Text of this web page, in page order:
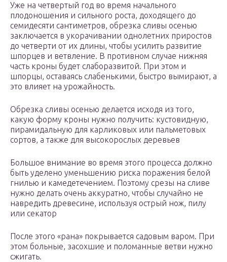
Уже на четвертый год во время начального
плодоношения и сильного роста, доходящего до
семидесяти сантиметров, обрезка сливы осенью
заключается в укорачивании однолетних приростов
до четверти от их длины, чтобы усилить развитие
шпорцев и ветвление. В противном случае нижняя
часть кроны будет слаборазвитой. При этом и
шпорцы, оставаясь слабенькими, быстро вымирают, а
это влияет на урожайность.
Обрезка сливы осенью делается исходя из того,
какую форму кроны нужно получить: кустовидную,
пирамидальную для карликовых или пальметовых
сортов, а также для высокорослых деревьев
Большое внимание во время этого процесса должно
быть уделено уменьшению риска поражения белой
гнилью и камедетечением. Поэтому срезы на сливе
нужно делать очень аккуратно, чтобы случайно не
навредить древесине, используя острый нож, пилу
или секатор
После этого «рана» покрывается садовым варом. При
этом больные, засохшие и поломанные ветви нужно
сжигать.